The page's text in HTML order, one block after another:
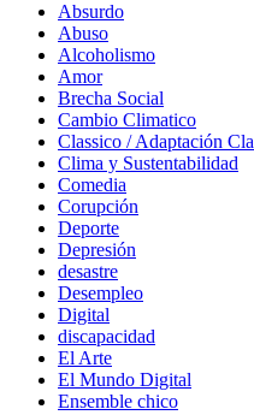
Absurdo
Abuso
Alcoholismo
Amor
Brecha Social
Cambio Climatico
Classico / Adaptación
Clima y Sustentabilidad
Comedia
Corupción
Deporte
Depresión
desastre
Desempleo
Digital
discapacidad
El Arte
El Mundo Digital
Ensemble chico